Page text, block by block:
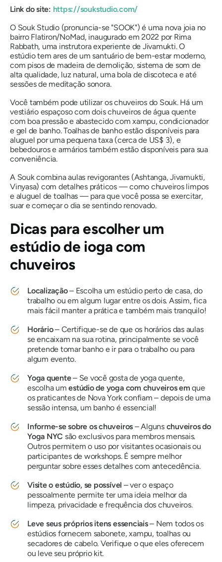
Link do site: https://soukstudio.com/
O Souk Studio (pronuncia-se "SOOK") é uma nova joia no
bairro Flatiron/NoMad, inaugurado em 2022 por Rima
Rabbath, uma instrutora experiente de Jivamukti. O
estúdio tem ares de um santuário de bem-estar moderno,
com pisos de madeira de demolição, sistema de som de
alta qualidade, luz natural, uma bola de discoteca e até
sessões de meditação sonora.
Você também pode utilizar os chuveiros do Souk. Há um
vestiário espaçoso com dois chuveiros de água quente
com boa pressão e abastecido com xampu, condicionador
e gel de banho. Toalhas de banho estão disponíveis para
aluguel por uma pequena taxa (cerca de US$ 3), e
bebedouros e armários também estão disponíveis para sua
conveniência.
A Souk combina aulas revigorantes (Ashtanga, Jivamukti,
Vinyasa) com detalhes práticos — como chuveiros limpos
e aluguel de toalhas — para que você possa se exercitar,
suar e começar o dia se sentindo renovado.
Dicas para escolher um
estúdio de ioga com
chuveiros
Localização– Escolha um estúdio perto de casa, do
trabalho ou em algum lugar entre os dois. Assim, fica
mais fácil manter a prática e também mais tranquilo!
Horário– Certifique-se de que os horários das aulas
se encaixam na sua rotina, principalmente se você
pretende tomar banho e ir para o trabalho ou para
algum evento.
Yoga quente– Se você gosta de yoga quente,
escolha umestúdio de yoga com chuveiros em que
os praticantes de Nova York confiam – depois de uma
sessão intensa, um banho é essencial!
Informe-se sobre os chuveiros – Alguns chuveiros do
Yoga NYC são exclusivos para membros mensais.
Outros permitem o uso por visitantes ocasionais ou
participantes de workshops. É sempre melhor
perguntar sobre esses detalhes com antecedência.
Visite o estúdio, se possível – ver o espaço
pessoalmente permite ter uma ideia melhor da
limpeza, privacidade e frequência dos chuveiros.
Leve seus próprios itens essenciais– Nem todos os
estúdios fornecem sabonete, xampu, toalhas ou
secadores de cabelo. Verifique o que eles oferecem
ou leve seu próprio kit.